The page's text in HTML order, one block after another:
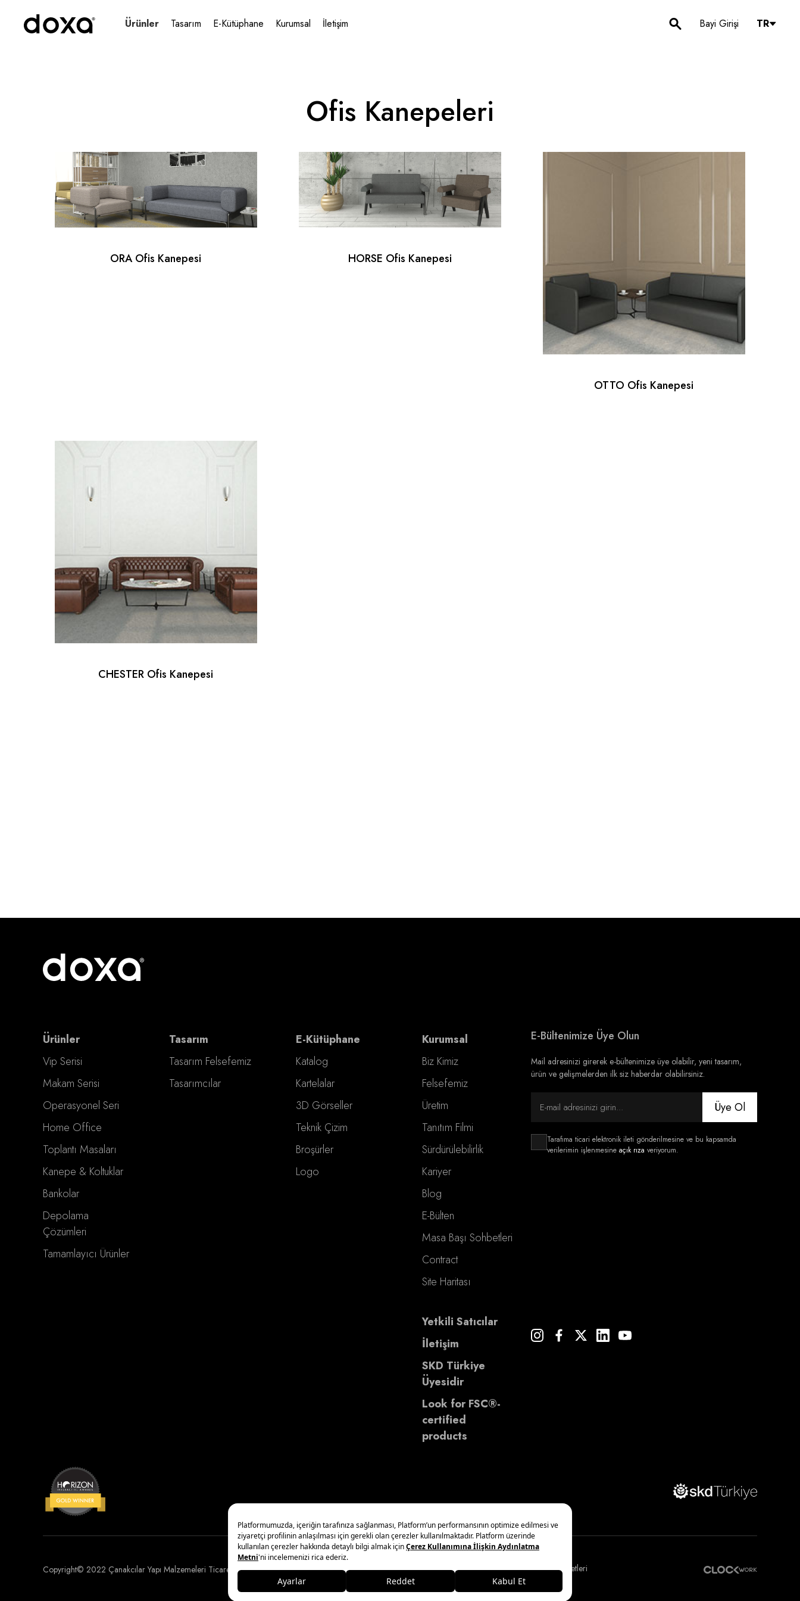
Ürünler Tasarım E-Kütüphane Kurumsal İletişim Bayi Girişi TR
Ofis Kanepeleri
ORA Ofis Kanepesi HORSE Ofis Kanepesi
OTTO Ofis Kanepesi
CHESTER Ofis Kanepesi
E-Bültenimize Üye Olun
Mail adresinizi girerek e-bültenimize üye olabilir, yeni tasarım,
ürün ve gelişmelerden ilk siz haberdar olabilirsiniz.
Üye Ol
Tarafıma ticari elektronik ileti gönderilmesine ve bu kapsamda
verilerimin işlenmesine açık rıza veriyorum.
Ürünler
Vip Serisi
Makam Serisi
Operasyonel Seri
Home Office
Toplantı Masaları
Kanepe & Koltuklar
Bankolar
Depolama
Çözümleri
Tamamlayıcı Ürünler
Tasarım
Tasarım Felsefemiz
Tasarımcılar
E-Kütüphane
Katalog
Kartelalar
3D Görseller
Teknik Çizim
Broşürler
Logo
Kurumsal
Biz Kimiz
Felsefemiz
Üretim
Tanıtım Filmi
Sürdürülebilirlik
Kariyer
Blog
E-Bülten
Masa Başı Sohbetleri
Contract
Site Haritası
Yetkili Satıcılar
İletişim
SKD Türkiye
Üyesidir
Look for FSC®-
certified
products
Copyright© 2022 Çanakcılar Yapı Malzemeleri Ticaret ve Sanayi A.Ş. Yönetim Sistemleri Politikası Kişisel Verilerin Korunması Bilgi Toplumu Hizmetleri